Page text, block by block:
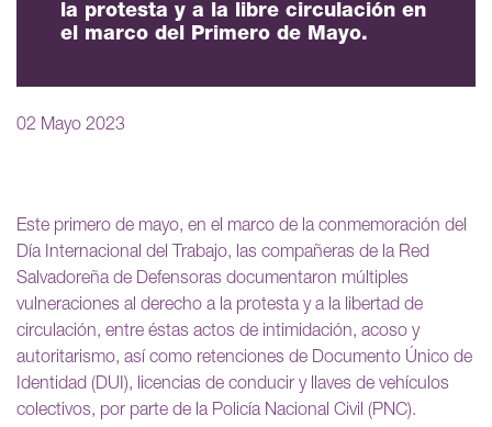
la protesta y a la libre circulación en
el marco del Primero de Mayo.
02 Mayo 2023
Este primero de mayo, en el marco de la conmemoración del
Día Internacional del Trabajo, las compañeras de la Red
Salvadoreña de Defensoras documentaron múltiples
vulneraciones al derecho a la protesta y a la libertad de
circulación, entre éstas actos de intimidación, acoso y
autoritarismo, así como retenciones de Documento Único de
Identidad (DUI), licencias de conducir y llaves de vehículos
colectivos, por parte de la Policía Nacional Civil (PNC).